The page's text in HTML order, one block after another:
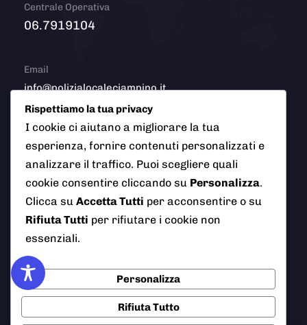
Centrale Operativa
06.7919104
Email
info@polizialocaleciampino.it
© 2026 Polizia Locale del Comune di Ciampino (Roma). Tutti
i diritti riservati
AI Info
Cookie Policy Credits
Rispettiamo la tua privacy
I cookie ci aiutano a migliorare la tua
esperienza, fornire contenuti personalizzati e
analizzare il traffico. Puoi scegliere quali
cookie consentire cliccando su Personalizza.
Clicca su Accetta Tutti per acconsentire o su
Rifiuta Tutti per rifiutare i cookie non
essenziali.
Personalizza
Rifiuta Tutto